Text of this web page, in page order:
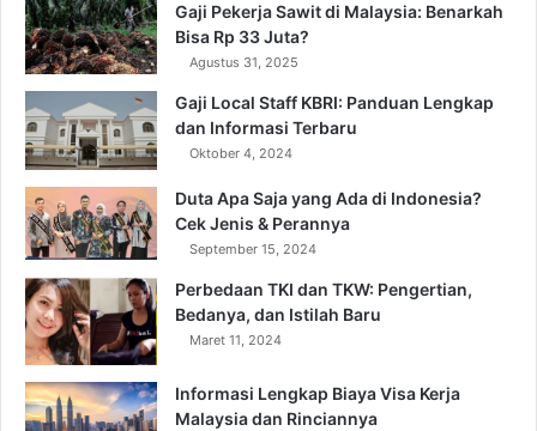
Gaji Pekerja Sawit di Malaysia: Benarkah
Bisa Rp 33 Juta?
Agustus 31, 2025
Gaji Local Staff KBRI: Panduan Lengkap
dan Informasi Terbaru
Oktober 4, 2024
Duta Apa Saja yang Ada di Indonesia?
Cek Jenis & Perannya
September 15, 2024
Perbedaan TKI dan TKW: Pengertian,
Bedanya, dan Istilah Baru
Maret 11, 2024
Informasi Lengkap Biaya Visa Kerja
Malaysia dan Rinciannya